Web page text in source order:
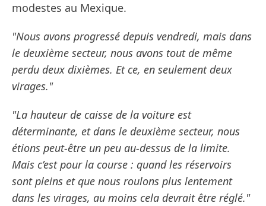
modestes au Mexique.
"Nous avons progressé depuis vendredi, mais dans
le deuxième secteur, nous avons tout de même
perdu deux dixièmes. Et ce, en seulement deux
virages."
"La hauteur de caisse de la voiture est
déterminante, et dans le deuxième secteur, nous
étions peut-être un peu au-dessus de la limite.
Mais c’est pour la course : quand les réservoirs
sont pleins et que nous roulons plus lentement
dans les virages, au moins cela devrait être réglé."